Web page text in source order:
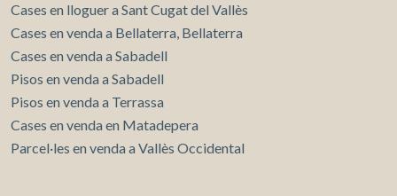
Cases en lloguer a Sant Cugat del Vallès
Cases en venda a Bellaterra, Bellaterra
Cases en venda a Sabadell
Pisos en venda a Sabadell
Pisos en venda a Terrassa
Cases en venda en Matadepera
Parcel·les en venda a Vallès Occidental